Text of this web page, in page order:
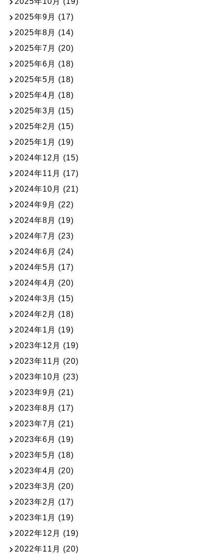
2025年9月 (17)
2025年8月 (14)
2025年7月 (20)
2025年6月 (18)
2025年5月 (18)
2025年4月 (18)
2025年3月 (15)
2025年2月 (15)
2025年1月 (19)
2024年12月 (15)
2024年11月 (17)
2024年10月 (21)
2024年9月 (22)
2024年8月 (19)
2024年7月 (23)
2024年6月 (24)
2024年5月 (17)
2024年4月 (20)
2024年3月 (15)
2024年2月 (18)
2024年1月 (19)
2023年12月 (19)
2023年11月 (20)
2023年10月 (23)
2023年9月 (21)
2023年8月 (17)
2023年7月 (21)
2023年6月 (19)
2023年5月 (18)
2023年4月 (20)
2023年3月 (20)
2023年2月 (17)
2023年1月 (19)
2022年12月 (19)
2022年11月 (20)